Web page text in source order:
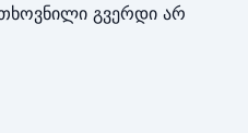
გვერდი არ